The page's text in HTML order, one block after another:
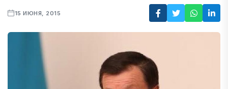
15 ИЮНЯ, 2015